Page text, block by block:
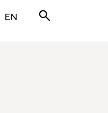
EN search